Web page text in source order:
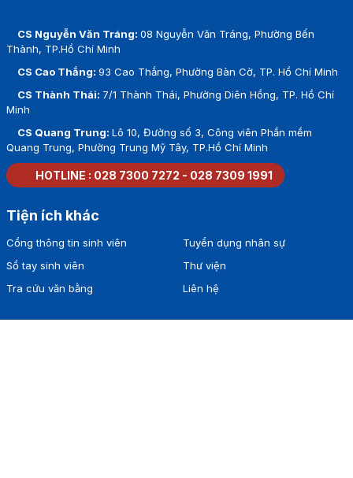
CS Nguyễn Văn Tráng: 08 Nguyễn Văn Tráng, Phường Bến
Thành, TP.Hồ Chí Minh
CS Cao Thắng: 93 Cao Thắng, Phường Bàn Cờ, TP. Hồ Chí Minh
CS Thành Thái: 7/1 Thành Thái, Phường Diên Hồng, TP. Hồ Chí
Minh
CS Quang Trung: Lô 10, Đường số 3, Công viên Phần mềm
Quang Trung, Phường Trung Mỹ Tây, TP.Hồ Chí Minh
HOTLINE : 028 7300 7272 - 028 7309 1991
Tiện ích khác
Cổng thông tin sinh viên
Sổ tay sinh viên
Tra cứu văn bằng
Tuyển dụng nhân sự
Thư viện
Liên hệ